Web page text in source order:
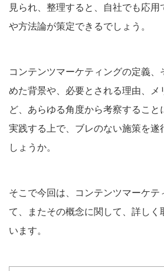
見られ、整理すると、自社でも応用
や方法論が策定できるでしょう。
コンテンツマーケティングの定義
めた背景や、必要とされる理由、メ
ど、あらゆる角度から考察すること
実践する上で、ブレのない施策を
しょうか。
そこで今回は、コンテンツマーケテ
て、またその概念に関して、詳し
います。